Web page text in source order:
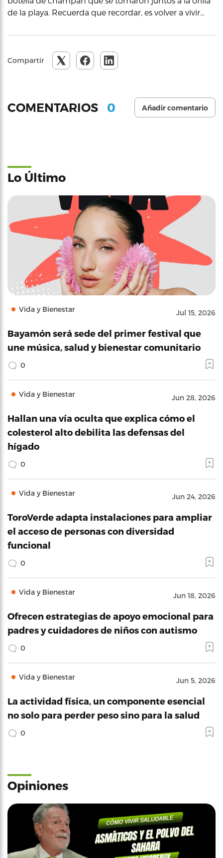
de la playa. Recuerda que recordar, es volver a vivir…
Compartir
COMENTARIOS 0 Añadir comentario
Lo Último
Vida y Bienestar Jul 15, 2026
Bayamón será sede del primer festival que
une música, salud y bienestar comunitario
0
Vida y Bienestar Jun 28, 2026
Hallan una vía oculta que explica cómo el
colesterol alto debilita las defensas del
hígado
0
Vida y Bienestar Jun 24, 2026
ToroVerde adapta instalaciones para ampliar
el acceso de personas con diversidad
funcional
0
Vida y Bienestar Jun 18, 2026
Ofrecen estrategias de apoyo emocional para
padres y cuidadores de niños con autismo
0
Vida y Bienestar Jun 5, 2026
La actividad física, un componente esencial
no solo para perder peso sino para la salud
0
Opiniones